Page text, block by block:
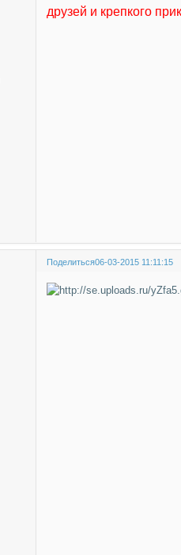
друзей и крепкого
Поделиться06-03-2015 11:11:15